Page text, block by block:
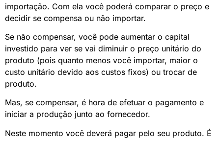
importação. Com ela você poderá comparar o preço e
decidir se compensa ou não importar.
Se não compensar, você pode aumentar o capital
investido para ver se vai diminuir o preço unitário do
produto (pois quanto menos você importar, maior o
custo unitário devido aos custos fixos) ou trocar de
produto.
Mas, se compensar, é hora de efetuar o pagamento e
iniciar a produção junto ao fornecedor.
Neste momento você deverá pagar pelo seu produto. É